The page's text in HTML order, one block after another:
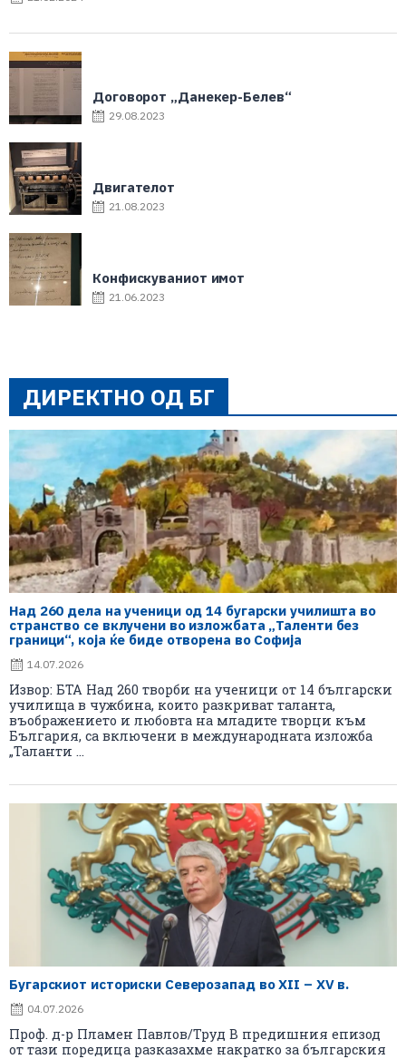
Договорот „Данекер-Белев“
29.08.2023
Двигателот
21.08.2023
Конфискуваниот имот
21.06.2023
ДИРЕКТНО ОД БГ
Над 260 дела на ученици од 14 бугарски училишта во
странство се вклучени во изложбата „Таленти без
граници“, која ќе биде отворена во Софија
14.07.2026
Извор: БТА Над 260 творби на ученици от 14 български
училища в чужбина, които разкриват таланта,
въображението и любовта на младите творци към
България, са включени в международната изложба
„Таланти ...
Бугарскиот историски Северозапад во XII – XV в.
04.07.2026
Проф. д-р Пламен Павлов/Труд В предишния епизод
от тази поредица разказахме накратко за българския